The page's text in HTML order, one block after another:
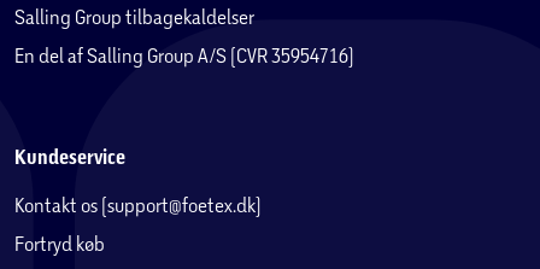
Salling Group tilbagekaldelser
En del af Salling Group A/S (CVR 35954716)
Kundeservice
Kontakt os (support@foetex.dk)
Fortryd køb